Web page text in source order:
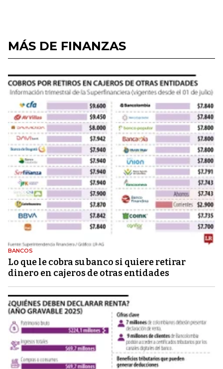
MÁS DE FINANZAS
BANCOS
Lo que le cobra su banco si quiere retirar
dinero en cajeros de otras entidades